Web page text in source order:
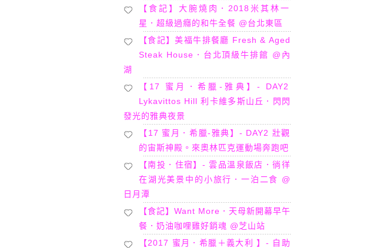
【食記】大腕燒肉．2018米其林一
星．超級過癮的和牛全餐 @台北東區
【食記】美福牛排餐廳 Fresh & Aged
Steak House．台北頂級牛排館 @內
湖
【17 蜜月．希臘-雅典】- DAY2
Lykavittos Hill 利卡維多斯山丘．閃閃
發光的雅典夜景
【17 蜜月．希臘-雅典】- DAY2 壯觀
的宙斯神殿。來奧林匹克運動場奔跑吧
【南投．住宿】- 雲品溫泉飯店．徜徉
在湖光美景中的小旅行．一泊二食 @
日月潭
【食記】Want More．天母新開幕早午
餐．奶油咖哩雞好銷魂 @芝山站
【2017 蜜月．希臘＋義大利 】- 自助